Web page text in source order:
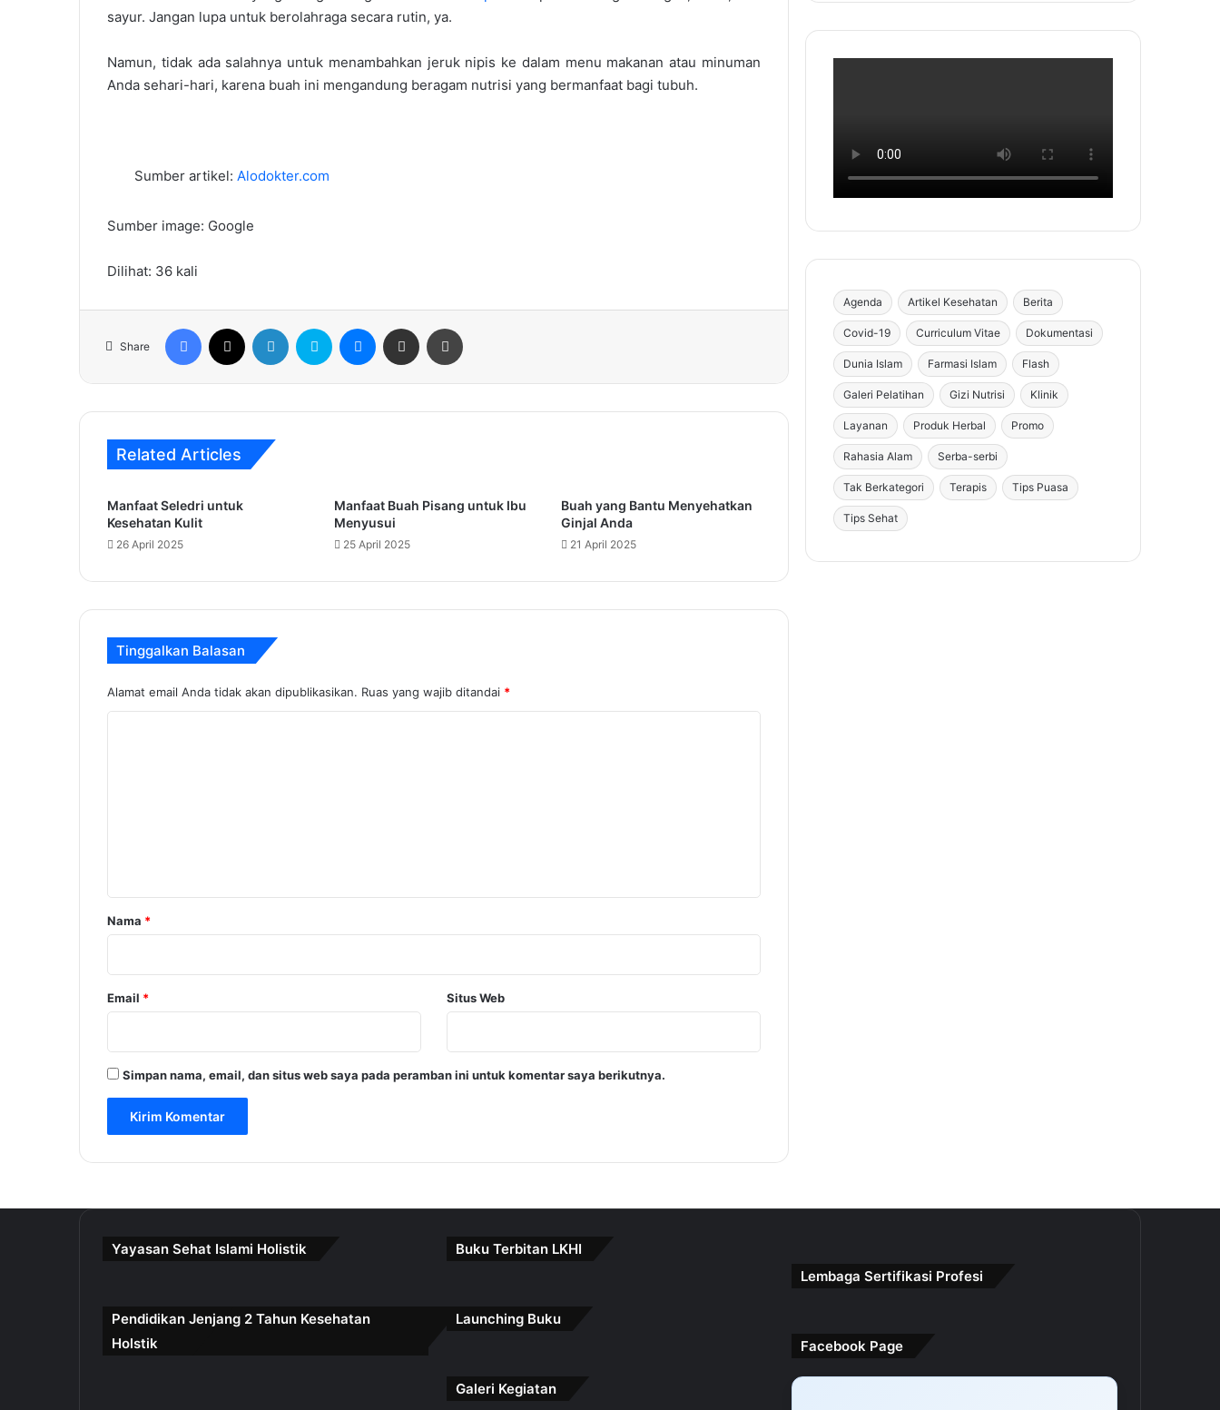
sayur. Jangan lupa untuk berolahraga secara rutin, ya.
Namun, tidak ada salahnya untuk menambahkan jeruk nipis ke dalam menu makanan atau minuman
Anda sehari-hari, karena buah ini mengandung beragam nutrisi yang bermanfaat bagi tubuh.
Sumber artikel: Alodokter.com
Sumber image: Google
Dilihat: 36 kali
Share
Facebook LinkedIn Skype Messenger
Share via Email
Related Articles
Manfaat Seledri untuk
Kesehatan Kulit
26 April 2025
Manfaat Buah Pisang untuk Ibu
Menyusui
25 April 2025
Buah yang Bantu Menyehatkan
Ginjal Anda
21 April 2025
Tinggalkan Balasan
Alamat email Anda tidak akan dipublikasikan. Ruas yang wajib ditandai *
rNama *
Email * Situs Web
Simpan nama, email, dan situs web saya pada peramban ini untuk komentar saya berikutnya.
Agenda Artikel Kesehatan Berita
Covid-19 Curriculum Vitae Dokumentasi
Dunia Islam Farmasi Islam Flash
Galeri Pelatihan Gizi Nutrisi Klinik
Layanan Produk Herbal Promo
Rahasia Alam Serba-serbi
Tak Berkategori Terapis Tips Puasa
Tips Sehat
Yayasan Sehat Islami Holistik
Pendidikan Jenjang 2 Tahun Kesehatan
Holstik
Buku Terbitan LKHI
Launching Buku
Galeri Kegiatan
Lembaga Sertifikasi Profesi
Facebook Page